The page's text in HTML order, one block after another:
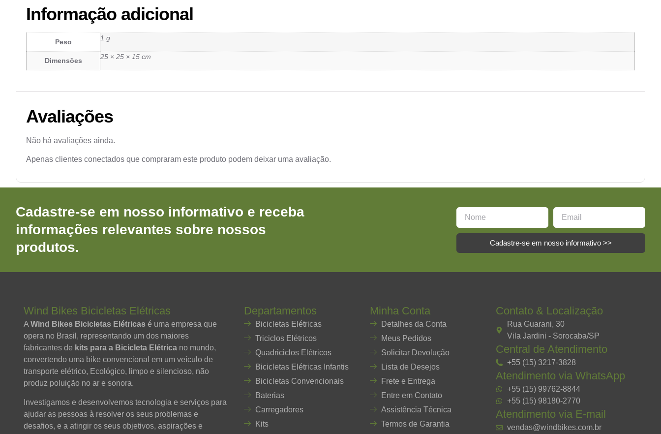
Informação adicional
Peso 1 g
Dimensões 25 × 25 × 15 cm
Avaliações
Não há avaliações ainda.
Apenas clientes conectados que compraram este produto podem deixar uma avaliação.
Cadastre-se em nosso informativo e receba
informações relevantes sobre nossos
produtos.
Cadastre-se em nosso informativo >>
Wind Bikes Bicicletas Elétricas
AWind Bikes Bicicletas Elétricas é uma empresa que
opera no Brasil, representando um dos maiores
fabricantes de kits para a Bicicleta Elétrica no mundo,
convertendo uma bike convencional em um veículo de
transporte elétrico, Ecológico, limpo e silencioso, não
produz poluição no ar e sonora.
Investigamos e desenvolvemos tecnologia e serviços para
ajudar as pessoas à resolver os seus problemas e
desafios, e a atingir os seus objetivos, aspirações e
Departamentos
Bicicletas Elétricas
Triciclos Elétricos
Quadriciclos Elétricos
Bicicletas Elétricas Infantis
Bicicletas Convencionais
Baterias
Carregadores
Kits
Minha Conta
Detalhes da Conta
Meus Pedidos
Solicitar Devolução
Lista de Desejos
Frete e Entrega
Entre em Contato
Assistência Técnica
Termos de Garantia
Contato & Localização
Rua Guarani, 30
Vila Jardini - Sorocaba/SP
Central de Atendimento
+55 (15) 3217-3828
Atendimento via WhatsApp
+55 (15) 99762-8844
+55 (15) 98180-2770
Atendimento via E-mail
vendas@windbikes.com.br